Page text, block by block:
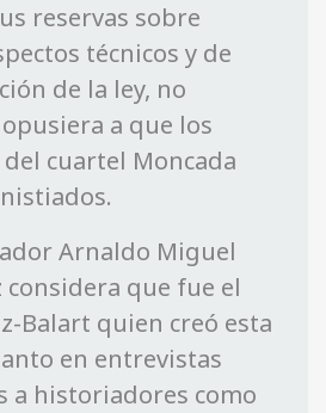
reservas sobre
técnicos y de
de la ley, no
a que los
cuartel Moncada
Arnaldo Miguel
considera que fue el
Balart quien creó esta
en entrevistas
a historiadores como